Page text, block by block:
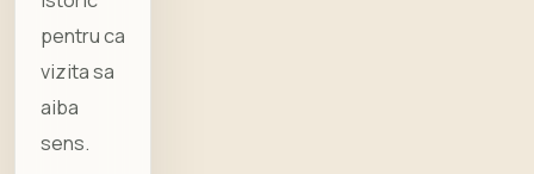
pentru ca
vizita sa
aiba
sens.